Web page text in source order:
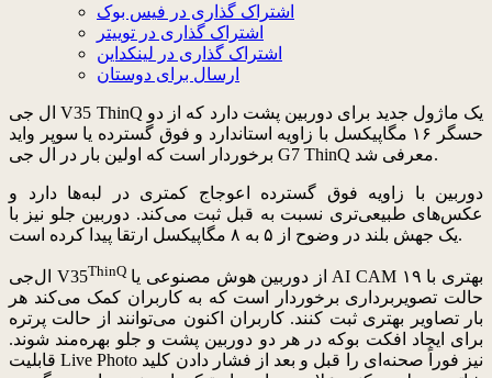
اشتراک گذاری در فیس بوک
اشتراک گذاری در توییتر
اشتراک گذاری در لینکداین
ارسال برای دوستان
ال‌ جی V35 ThinQ یک ماژول جدید برای دوربین پشت دارد که از دو
حسگر ۱۶ مگاپیکسل با زاویه استاندارد و فوق گسترده یا سوپر واید
برخوردار است که اولین بار در ال‌ جی G7 ThinQ معرفی شد.
دوربین با زاویه فوق گسترده اعوجاج کمتری در لبه‌ها دارد و
عکس‌های طبیعی‌تری نسبت به قبل ثبت می‌کند. دوربین جلو نیز با
یک جهش بلند در وضوح از ۵ به ۸ مگاپیکسل ارتقا پیدا کرده است.
ال‌جی V35ThinQاز دوربین هوش مصنوعی یا AI CAM بهتری با ۱۹
حالت تصویربرداری برخوردار است که به کاربران کمک می‌کند هر
بار تصاویر بهتری ثبت کنند. کاربران اکنون می‌توانند از حالت پرتره
برای ایجاد افکت بوکه در هر دو دوربین پشت و جلو بهره‌مند شوند.
قابلیت Live Photo نیز فوراً صحنه‌ای را قبل و بعد از فشار دادن کلید